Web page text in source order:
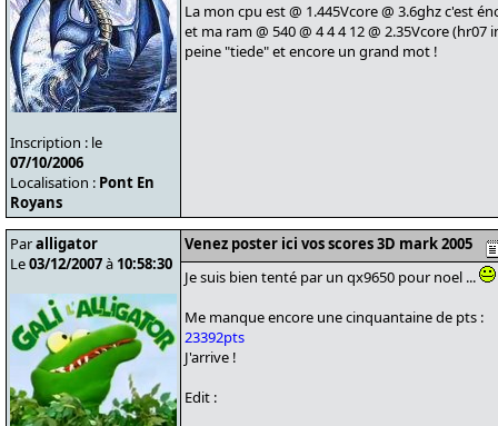
Inscription : le
07/10/2006
Localisation : Pont En
Royans
La mon cpu est @ 1.445Vcore @ 3.6ghz c'est
et ma ram @ 540 @ 4 4 4 12 @ 2.35Vcore
peine "tiede" et encore un grand mot !
Paralligator
Le03/12/2007à 10:58:30
Venez poster ici vos scores 3D mark 2005
Je suis bien tenté par un qx9650 pour noel ...
Me manque encore une cinquantaine de pts :
23392pts
J'arrive !
Edit :